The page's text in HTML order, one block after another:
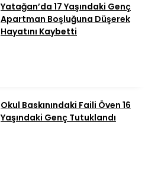
Yatağan’da 17 Yaşındaki Genç
Apartman Boşluğuna Düşerek
Hayatını Kaybetti
Okul Baskınındaki Faili Öven 16
Yaşındaki Genç Tutuklandı